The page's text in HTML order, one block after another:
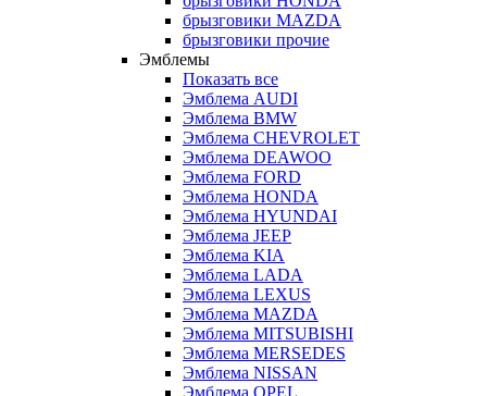
брызговики MAZDA
брызговики прочие
Эмблемы
Показать все
Эмблема AUDI
Эмблема BMW
Эмблема CHEVROLET
Эмблема DEAWOO
Эмблема FORD
Эмблема HONDA
Эмблема HYUNDAI
Эмблема JEEP
Эмблема KIA
Эмблема LADA
Эмблема LEXUS
Эмблема MAZDA
Эмблема MITSUBISHI
Эмблема MERSEDES
Эмблема NISSAN